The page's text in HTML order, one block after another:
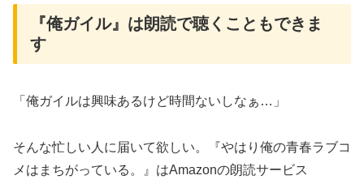
『俺ガイル』は朗読で聴くこともできま
す
「俺ガイルは興味あるけど時間ないしなぁ…」
そんな忙しい人に届いて欲しい。『やはり俺の青春ラブコ
メはまちがっている。』はAmazonの朗読サービス